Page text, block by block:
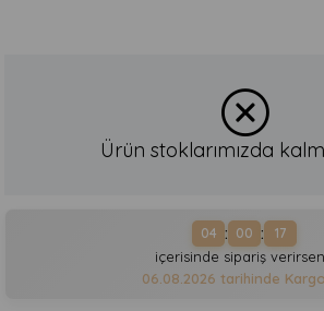
Ürün stoklarımızda
04 : 00 : 17
içerisinde sipariş
06.08.2026 tarihinde